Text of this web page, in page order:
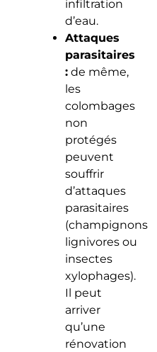
infiltration
d’eau.
Attaques
parasitaires
:de même,
les
colombages
non
protégés
peuvent
souffrir
d’attaques
parasitaires
(champignons
lignivores ou
insectes
xylophages).
Il peut
arriver
qu’une
rénovation